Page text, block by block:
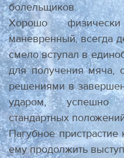
болельщиков.
Хорошо
маневренный, всегда
смело вступал в
для получения мяча,
решениями в
ударом, успешно
стандартных
Пагубное
ему продолжить